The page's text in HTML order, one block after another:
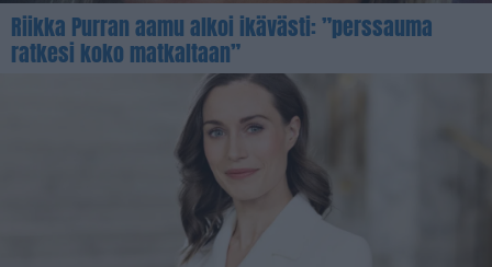
Riikka Purran aamu alkoi ikävästi: ”perssauma
ratkesi koko matkaltaan”